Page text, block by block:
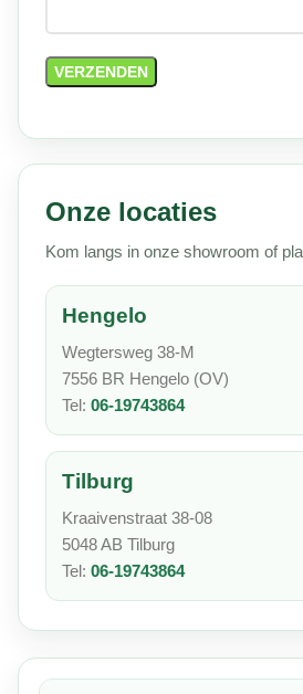
Onze locaties
Kom langs in onze showroom of
Hengelo
Wegtersweg 38-M
7556 BR Hengelo (OV)
Tel: 06-19743864
Tilburg
Kraaivenstraat 38-08
5048 AB Tilburg
Tel: 06-19743864